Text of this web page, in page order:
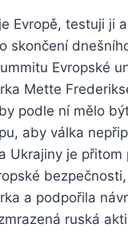
Evropě, testuji ji
skončení
Evropské
Mette
podle ní mělo
aby válka
Ukrajiny je přitom
a podpořila
ruská